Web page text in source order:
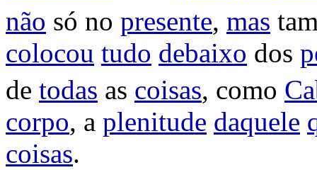
não só no presente, mas
colocou tudo debaixo dos
de todas as coisas, como
corpo, a plenitude daquele
coisas.